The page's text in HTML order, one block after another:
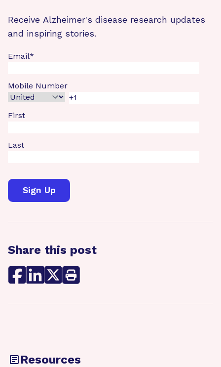
Receive Alzheimer's disease research updates
and inspiring stories.
Email*
Mobile Number
First
Last
Share this post
Resources